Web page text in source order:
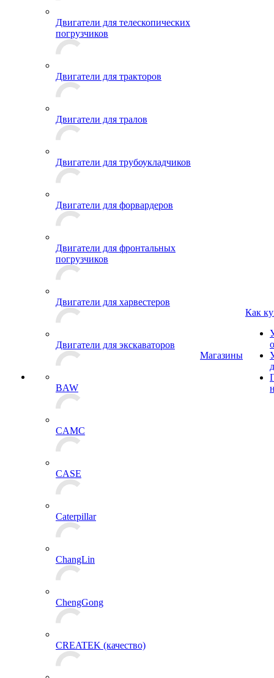
Двигатели для телескопических
погрузчиков
Двигатели для тракторов
Двигатели для тралов
Двигатели для трубоукладчиков
Двигатели для форвардеров
Двигатели для фронтальных
погрузчиков
Двигатели для харвестеров
Двигатели для экскаваторов
BAW
CAMC
CASE
Caterpillar
ChangLin
ChengGong
CREATEK (качество)
Магазины
Как